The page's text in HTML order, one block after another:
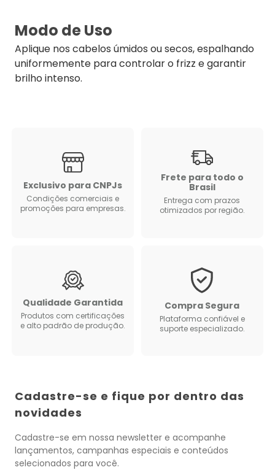
Modo de Uso
Aplique nos cabelos úmidos ou secos, espalhando
uniformemente para controlar o frizz e garantir
brilho intenso.
Exclusivo para CNPJs
Condições comerciais e
promoções para empresas.
Frete para todo o
Brasil
Entrega com prazos
otimizados por região.
Qualidade Garantida
Produtos com certificações
e alto padrão de produção.
Compra Segura
Plataforma confiável e
suporte especializado.
Cadastre-se e fique por dentro das
novidades
Cadastre-se em nossa newsletter e acompanhe
lançamentos, campanhas especiais e conteúdos
selecionados para você.